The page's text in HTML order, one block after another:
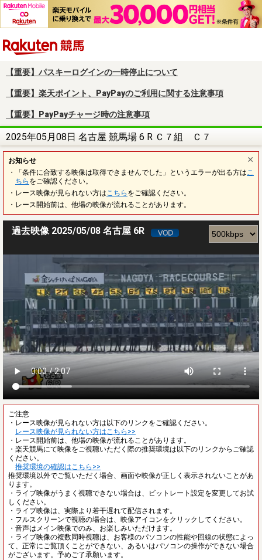
【重要】パスキーログインの一時停止について
【重要】楽天ポイント、PayPayのご利用に関する注意事項
【重要】PayPayチャージ時の注意事項
2025年05月08日 名古屋 競馬場 6 R Ｃ７組 Ｃ７
お知らせ
・「条件に合致する映像は取得できませんでした」というエラーが出る方は こ
ちら をご確認ください。
・レース映像が見られない方は こちら をご確認ください。
・レース開始前は、他場の映像が流れることがあります。
過去映像 2025/05/08 名古屋 6R
ご注意
・レース映像が見られない方は以下のリンクをご確認ください。
レース映像が見られない方はこちら>>
・レース開始前は、他場の映像が流れることがあります。
・楽天競馬にて映像をご視聴いただく際の推奨環境は以下のリンクからご確認
ください。
推奨環境の確認はこちら>>
推奨環境以外でご覧いただく場合、画面や映像が正しく表示されないことがあ
ります。
・ライブ映像がうまく視聴できない場合は、ビットレート設定を変更してお試
しください。
・ライブ映像は、実際より若干遅れて配信されます。
・フルスクリーンで視聴の場合は、映像アイコンをクリックしてください。
・音声はメイン映像でのみ、お楽しみいただけます。
・ライブ映像の複数同時視聴は、お客様のパソコンの性能や回線の状態によっ
て、正常にご覧頂くことができない、あるいはパソコンの操作ができない場合
がございます。予めご了承願います。